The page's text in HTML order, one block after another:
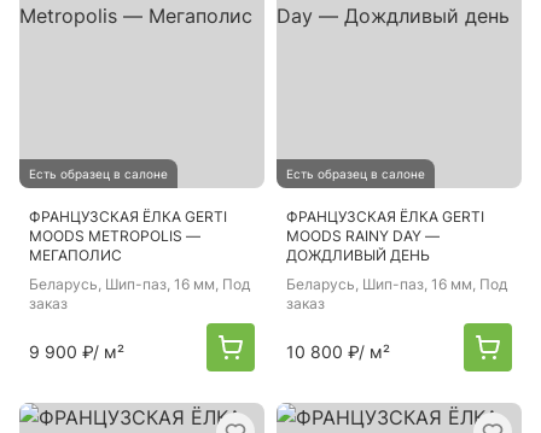
Есть образец в салоне
ФРАНЦУЗСКАЯ ЁЛКА GERTI
MOODS METROPOLIS —
МЕГАПОЛИС
Беларусь, Шип-паз, 16 мм, Под
заказ
9 900 ₽/ м²
Есть образец в салоне
ФРАНЦУЗСКАЯ ЁЛКА GERTI
MOODS RAINY DAY —
ДОЖДЛИВЫЙ ДЕНЬ
Беларусь, Шип-паз, 16 мм, Под
заказ
10 800 ₽/ м²